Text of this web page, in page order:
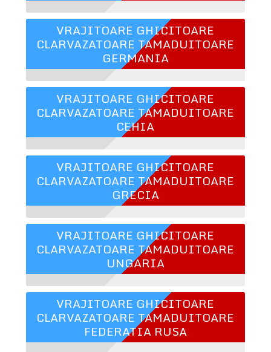
VRAJITOARE GHICITOARE
CLARVAZATOARE TAMADUITOARE
GERMANIA
VRAJITOARE GHICITOARE
CLARVAZATOARE TAMADUITOARE
CEHIA
VRAJITOARE GHICITOARE
CLARVAZATOARE TAMADUITOARE
GRECIA
VRAJITOARE GHICITOARE
CLARVAZATOARE TAMADUITOARE
UNGARIA
VRAJITOARE GHICITOARE
CLARVAZATOARE TAMADUITOARE
FEDERATIA RUSA